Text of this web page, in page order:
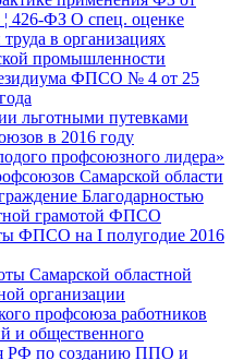
¦ 426-ФЗ О спец. оценке
в организациях
промышленности
ФПСО № 4 от 25
льготными путевками
в 2016 году
профсоюзного лидера»
Самарской области
Благодарностью
грамотой ФПСО
ФПСО на I полугодие 2016
Самарской областной
организации
профсоюза работников
и общественного
РФ по созданию ППО и